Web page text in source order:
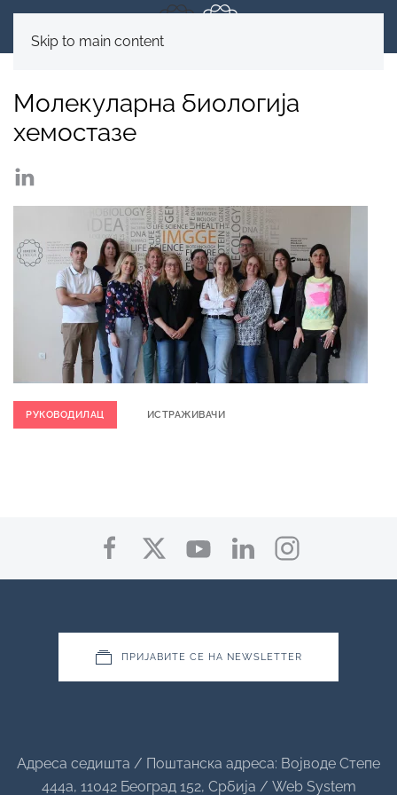
Skip to main content
Молекуларна биологија
хемостазе
РУКОВОДИЛАЦ ИСТРАЖИВАЧИ
ПРИЈАВИТЕ СЕ НА NEWSLETTER
Адреса седишта / Поштанска адреса: Војводе Степе
444а, 11042 Београд 152, Србија / Web System